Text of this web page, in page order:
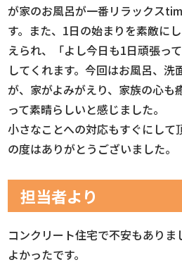
が家のお風呂が一番リラックス
す。また、1日の始まりを素敵に
えられ、「よし今日も1日頑張っ
してくれます。今回はお風呂、
が、家がよみがえり、家族の心も
って素晴らしいと感じました。
小さなことへの対応もすぐにして
の度はありがとうございました。
担当者より
コンクリート住宅で不安もありま
よかったです。